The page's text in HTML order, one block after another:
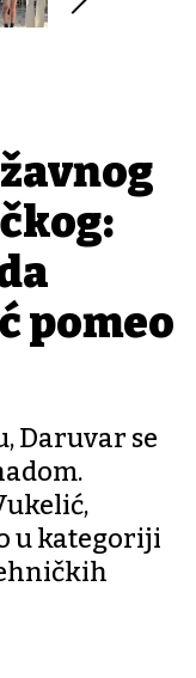
pomeo
Daruvar se
u kategoriji